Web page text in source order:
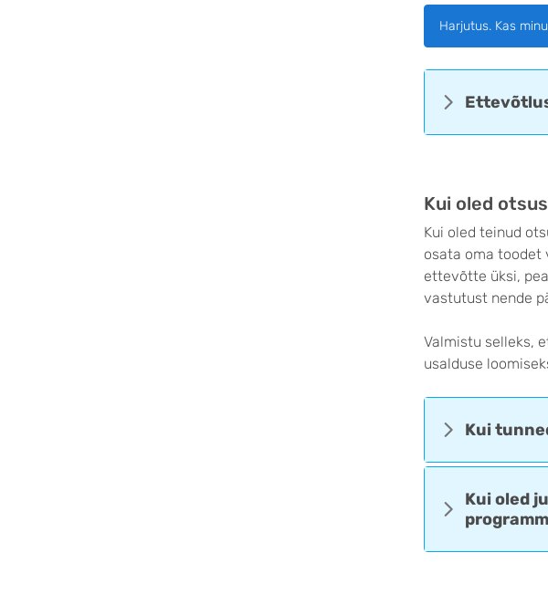
Harjutus. Kas
Kui oled
Kui oled teinud
osata oma toodet
ettevõtte üksi,
vastutust nende
Valmistu selleks,
usalduse
Kui
Kui oled